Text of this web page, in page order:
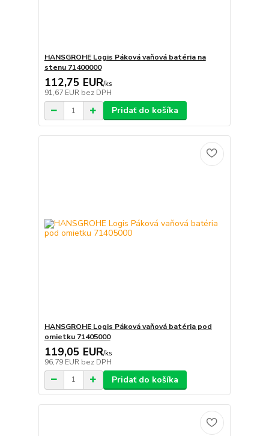
HANSGROHE Logis Páková vaňová batéria na
stenu 71400000
112,75 EUR/ks
91,67 EUR bez DPH
Pridať do košíka
HANSGROHE Logis Páková vaňová batéria pod
omietku 71405000
119,05 EUR/ks
96,79 EUR bez DPH
Pridať do košíka